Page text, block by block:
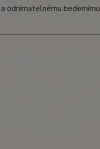
odnímatelnému bedernímu